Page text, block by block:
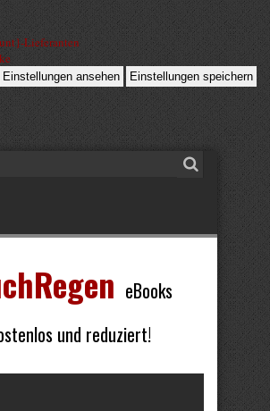
Lieferanten
Einstellungen ansehen Einstellungen speichern
eBooks
und reduziert!